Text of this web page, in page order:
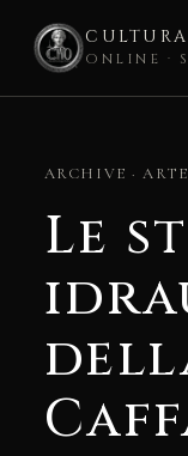
ONLINE ·
contentARCHIVE · ARTE
Le